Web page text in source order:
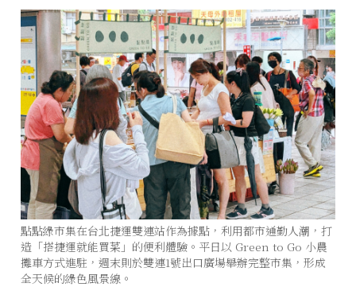
點點綠市集在台北捷運雙連站作為據點，利用都市通勤人潮，打
造「搭捷運就能買菜」的便利體驗。平日以 Green to Go 小農
攤車方式進駐，週末則於雙連1號出口廣場舉辦完整市集，形成
全天候的綠色風景線。